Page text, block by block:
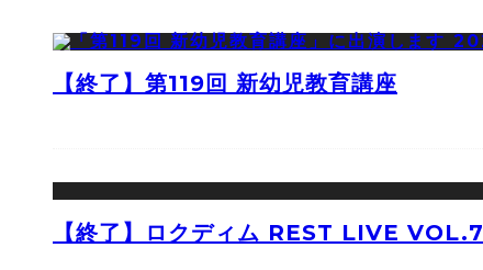
【終了】第119回 新幼児教育講座
【終了】ロクディム REST LIVE VOL.7